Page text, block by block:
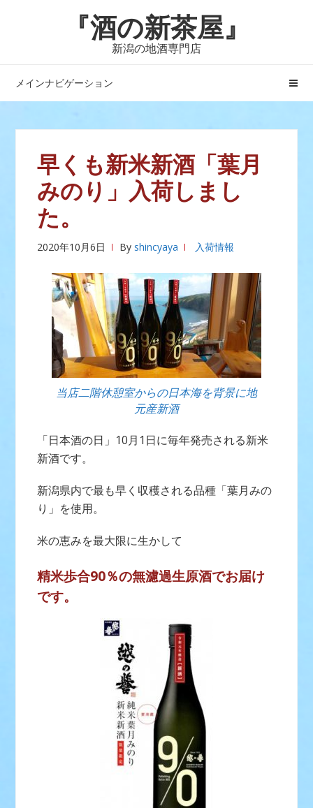
シ
ョ
ツ
へ
『酒の新茶屋』
新潟の地酒専門店
メインナビゲーション
早くも新米新酒「葉月
みのり」入荷しまし
た。
2020年10月6日 By shincyaya 入荷情報
当店二階休憩室からの日本海を背景に地
元産新酒
「日本酒の日」10月1日に毎年発売される新米
新酒です。
新潟県内で最も早く収穫される品種「葉月みの
り」を使用。
米の恵みを最大限に生かして
精米歩合90％の無濾過生原酒でお届け
です。